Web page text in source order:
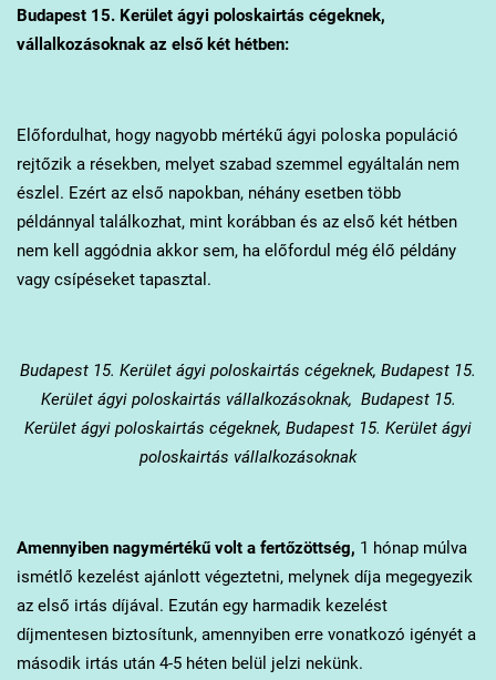
Budapest 15. Kerületágyi poloskairtás cégeknek,
vállalkozásoknak az első két hétben:
Előfordulhat, hogy nagyobb mértékű ágyi poloska populáció
rejtőzik a résekben, melyet szabad szemmel egyáltalán nem
észlel. Ezért az első napokban, néhány esetben több
példánnyal találkozhat, mint korábban és az első két hétben
nem kell aggódnia akkor sem, ha előfordul még élő példány
vagy csípéseket tapasztal.
Budapest 15. Kerület ágyi poloskairtás cégeknek, Budapest 15.
Kerület ágyi poloskairtás vállalkozásoknak, Budapest 15.
Kerület ágyi poloskairtás cégeknek, Budapest 15. Kerület ágyi
poloskairtás vállalkozásoknak
Amennyiben nagymértékű volt a fertőzöttség, 1 hónap múlva
ismétlő kezelést ajánlott végeztetni, melynek díja megegyezik
az első irtás díjával. Ezután egy harmadik kezelést
díjmentesen biztosítunk, amennyiben erre vonatkozó igényét a
második irtás után 4-5 héten belül jelzi nekünk.